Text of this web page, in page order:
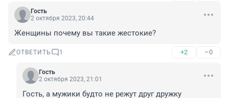
Гость
2 октября 2023, 20:44
Женщины почему вы такие жестокие?
ОТВЕТИТЬ 1 +2 –0
Гость
2 октября 2023, 21:01
Гость, а мужики будто не режут друг дружку